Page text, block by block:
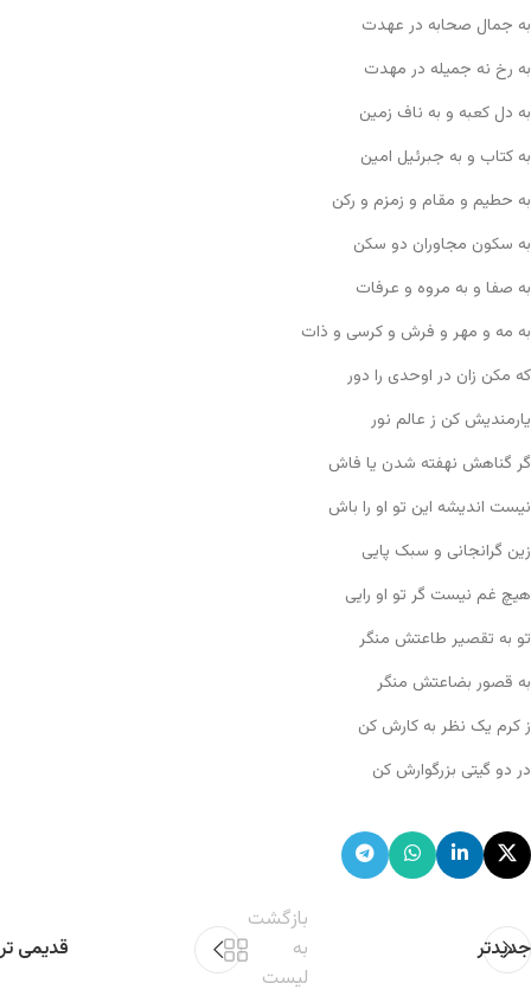
به جمال صحابه در عهدت
به رخ نه جمیله در مهدت
به دل کعبه و به ناف زمین
به کتاب و به جبرئیل امین
به حطیم و مقام و زمزم و رکن
به سکون مجاوران دو سکن
به صفا و به مروه و عرفات
به مه و مهر و فرش و کرسی و ذات
که مکن زان در اوحدی را دور
یارمندیش کن ز عالم نور
گر گناهش نهفته شدن یا فاش
نیست اندیشه این تو او را باش
زین گرانجانی و سبک پایی
هیچ غم نیست گر تو او رایی
تو به تقصیر طاعتش منگر
به قصور بضاعتش منگر
ز کرم یک نظر به کارش کن
در دو گیتی بزرگوارش کن
جدیدتر
بازگشت
به
لیست
قدیمی تر